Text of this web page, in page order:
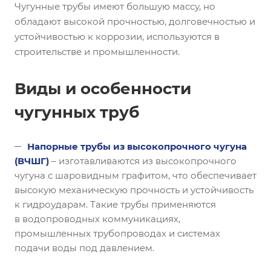
Чугунные трубы имеют большую массу, но
обладают высокой прочностью, долговечностью и
устойчивостью к коррозии, используются в
строительстве и промышленности.
Виды и особенности
чугунных труб
Напорные трубы из высокопрочного чугуна
(ВЧШГ) – изготавливаются из высокопрочного
чугуна с шаровидным графитом, что обеспечивает
высокую механическую прочность и устойчивость
к гидроударам. Такие трубы применяются
в водопроводных коммуникациях,
промышленных трубопроводах и системах
подачи воды под давлением.